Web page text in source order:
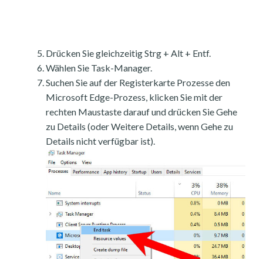
Drücken Sie gleichzeitig Strg + Alt + Entf.
Wählen Sie Task-Manager.
Suchen Sie auf der Registerkarte Prozesse den
Microsoft Edge-Prozess, klicken Sie mit der
rechten Maustaste darauf und drücken Sie Gehe
zu Details (oder Weitere Details, wenn Gehe zu
Details nicht verfügbar ist).